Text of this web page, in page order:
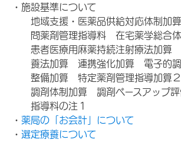
・施設基準について
地域支援・医薬品供給対応体制加
問薬剤管理指導料 在宅薬学総合
患者医療用麻薬持続注射療法加算
養法加算 連携強化加算 電子的調
整備加算 特定薬剤管理指導加算
調剤体制加算 調剤ベースアップ
指導料の注１
・ 薬局の「お会計」について
・ 選定療養について